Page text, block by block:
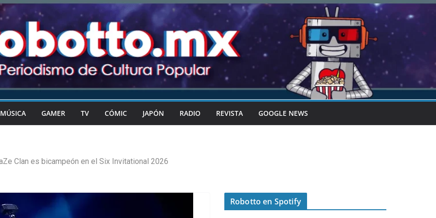
MÚSICA GAMER TV CÓMIC JAPÓN RADIO REVISTA GOOGLE NEWS
Clan es bicampeón en el Six Invitational 2026
Robotto en Spotify